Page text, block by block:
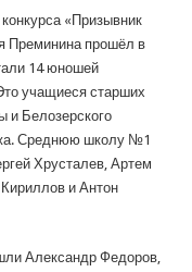
«Призывник
Преминина прошёл в
14 юношей
учащиеся старших
и Белозерского
Среднюю школу №1
Хрусталев, Артем
и Антон
Александр Федоров,